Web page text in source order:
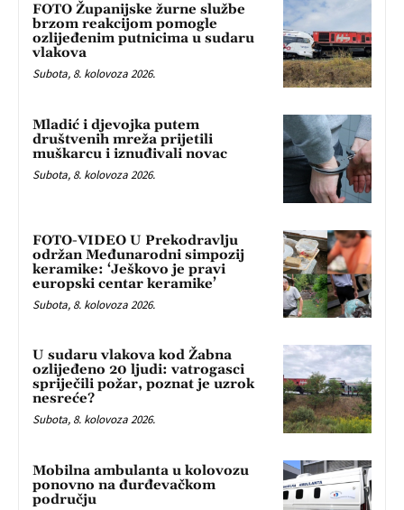
FOTO Županijske žurne službe
brzom reakcijom pomogle
ozlijeđenim putnicima u sudaru
vlakova
Subota, 8. kolovoza 2026.
Mladić i djevojka putem
društvenih mreža prijetili
muškarcu i iznuđivali novac
Subota, 8. kolovoza 2026.
FOTO-VIDEO U Prekodravlju
održan Međunarodni simpozij
keramike: ‘Ješkovo je pravi
europski centar keramike’
Subota, 8. kolovoza 2026.
U sudaru vlakova kod Žabna
ozlijeđeno 20 ljudi: vatrogasci
spriječili požar, poznat je uzrok
nesreće?
Subota, 8. kolovoza 2026.
Mobilna ambulanta u kolovozu
ponovno na đurđevačkom
području